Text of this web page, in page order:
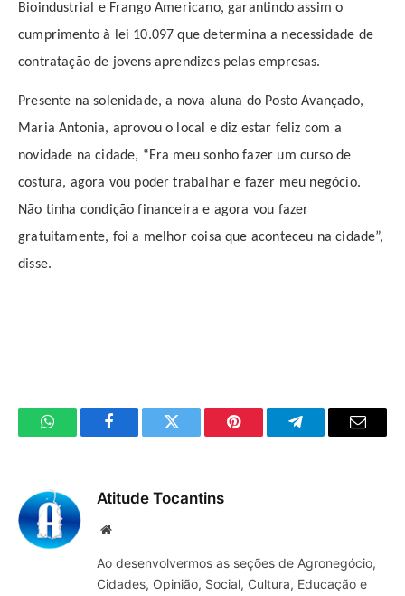
Bioindustrial e Frango Americano, garantindo assim o
cumprimento à lei 10.097 que determina a necessidade de
contratação de jovens aprendizes pelas empresas.
Presente na solenidade, a nova aluna do Posto Avançado,
Maria Antonia, aprovou o local e diz estar feliz com a
novidade na cidade, “Era meu sonho fazer um curso de
costura, agora vou poder trabalhar e fazer meu negócio.
Não tinha condição financeira e agora vou fazer
gratuitamente, foi a melhor coisa que aconteceu na cidade”,
disse.
WhatsAppFacebookTwitter Pinterest TelegramaE-
Atitude Tocantins
Site
Ao desenvolvermos as seções de Agronegócio,
Cidades, Opinião, Social, Cultura, Educação e